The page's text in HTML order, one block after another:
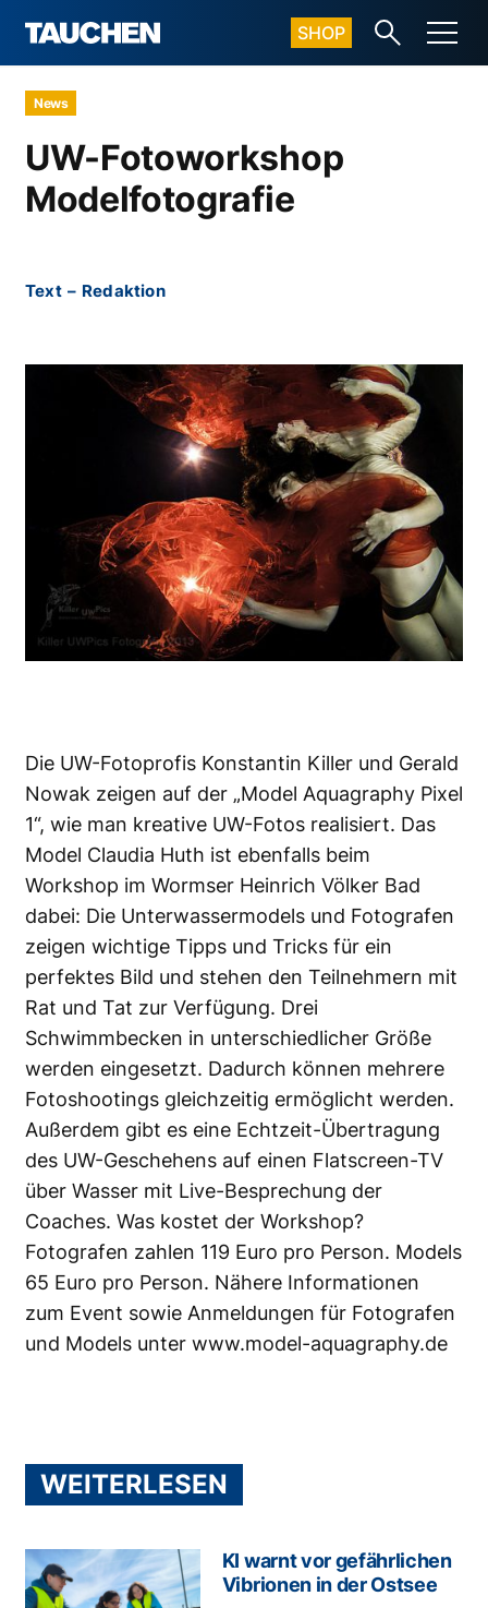
SHOP
News
UW-Fotoworkshop
Modelfotografie
Text – Redaktion
Die UW-Fotoprofis Konstantin Killer und Gerald
Nowak zeigen auf der „Model Aquagraphy Pixel
1“, wie man kreative UW-Fotos realisiert. Das
Model Claudia Huth ist ebenfalls beim
Workshop im Wormser Heinrich Völker Bad
dabei: Die Unterwassermodels und Fotografen
zeigen wichtige Tipps und Tricks für ein
perfektes Bild und stehen den Teilnehmern mit
Rat und Tat zur Verfügung. Drei
Schwimmbecken in unterschiedlicher Größe
werden eingesetzt. Dadurch können mehrere
Fotoshootings gleichzeitig ermöglicht werden.
Außerdem gibt es eine Echtzeit-Übertragung
des UW-Geschehens auf einen Flatscreen-TV
über Wasser mit Live-Besprechung der
Coaches. Was kostet der Workshop?
Fotografen zahlen 119 Euro pro Person. Models
65 Euro pro Person. Nähere Informationen
zum Event sowie Anmeldungen für Fotografen
und Models unter www.model-aquagraphy.de
WEITERLESEN
KI warnt vor gefährlichen
Vibrionen in der Ostsee